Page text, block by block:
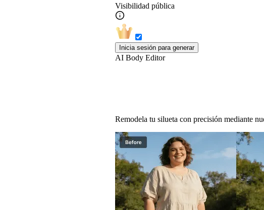
Visibilidad pública
Inicia sesión para generar
AI Body Editor
Remodela tu silueta con precisión mediante